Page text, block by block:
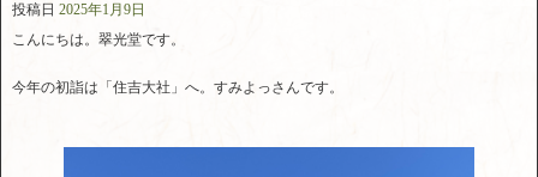
投稿日 2025年1月9日
こんにちは。翠光堂です。
今年の初詣は「住吉大社」へ。すみよっさんです。